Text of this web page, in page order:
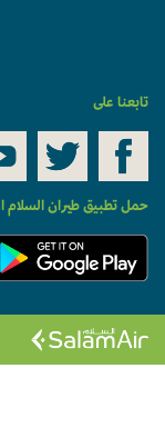
تابعنا على
حمل تطبيق طيران السلام الان